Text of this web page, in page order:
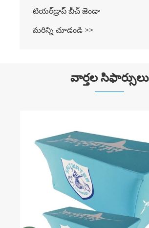
టియర్‌డ్రాప్ బీచ్ జెండా
మరిన్ని చూడండి >>
వార్తల సిఫార్సులు